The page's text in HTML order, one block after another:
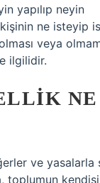
yapılıp neyin
kişinin ne isteyip
veya
ilgilidir.
NE
ve yasalarla
toplumun